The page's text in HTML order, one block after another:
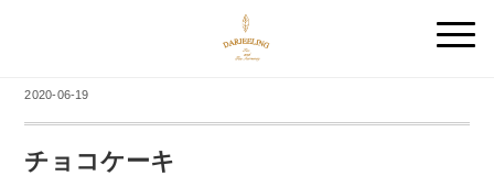
2020-06-19
チョコケーキ